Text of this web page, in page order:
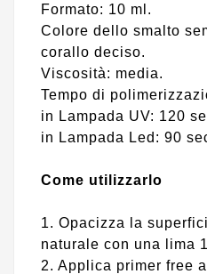
Formato: 10 ml.
Colore dello smalto
corallo deciso.
Viscosità: media.
Tempo di
in Lampada UV: 120
in Lampada Led: 90
Come utilizzarlo
1. Opacizza la
naturale con una lima
2. Applica primer free